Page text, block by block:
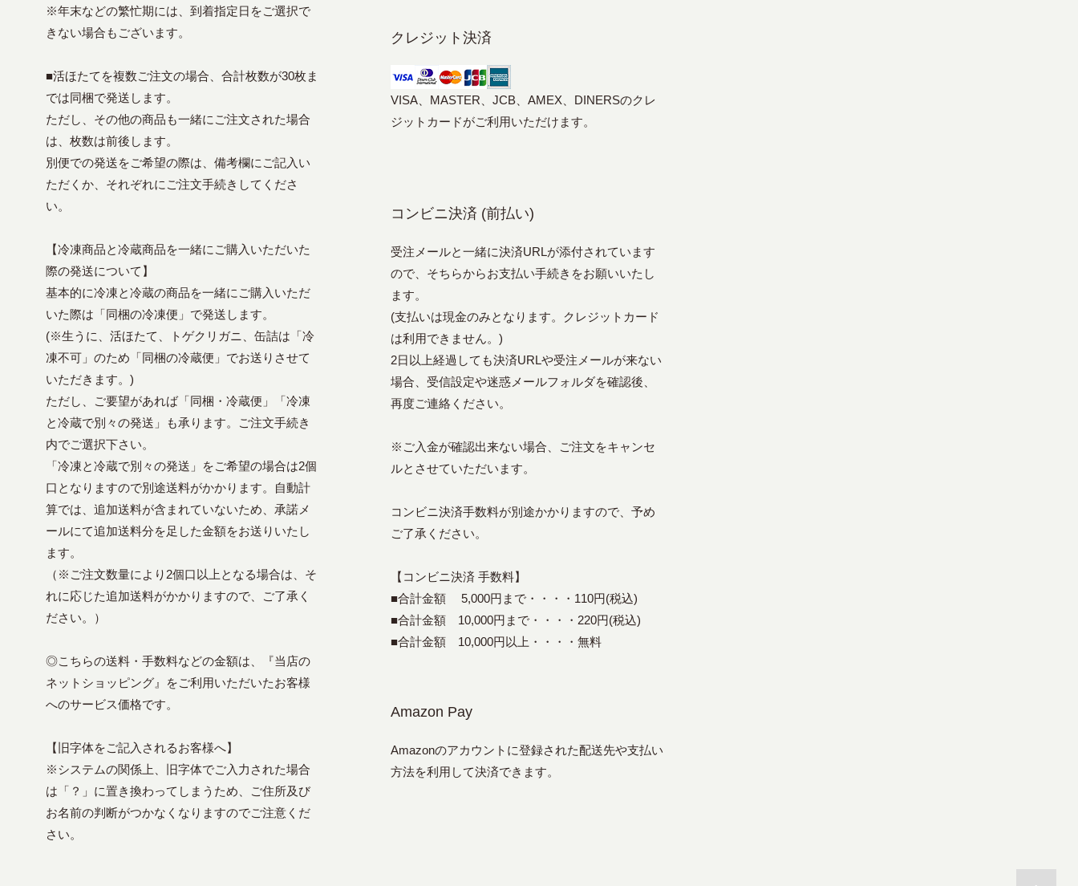
※年末などの繁忙期には、到着指定日をご選択で
きない場合もございます。
■活ほたてを複数ご注文の場合、合計枚数が30枚ま
では同梱で発送します。
ただし、その他の商品も一緒にご注文された場合
は、枚数は前後します。
別便での発送をご希望の際は、備考欄にご記入い
ただくか、それぞれにご注文手続きしてくださ
い。
【冷凍商品と冷蔵商品を一緒にご購入いただいた
際の発送について】
基本的に冷凍と冷蔵の商品を一緒にご購入いただ
いた際は「同梱の冷凍便」で発送します。
(※生うに、活ほたて、トゲクリガニ、缶詰は「冷
凍不可」のため「同梱の冷蔵便」でお送りさせて
いただきます。)
ただし、ご要望があれば「同梱・冷蔵便」「冷凍
と冷蔵で別々の発送」も承ります。ご注文手続き
内でご選択下さい。
「冷凍と冷蔵で別々の発送」をご希望の場合は2個
口となりますので別途送料がかかります。自動計
算では、追加送料が含まれていないため、承諾メ
ールにて追加送料分を足した金額をお送りいたし
ます。
（※ご注文数量により2個口以上となる場合は、そ
れに応じた追加送料がかかりますので、ご了承く
ださい。）
◎こちらの送料・手数料などの金額は、『当店の
ネットショッピング』をご利用いただいたお客様
へのサービス価格です。
【旧字体をご記入されるお客様へ】
※システムの関係上、旧字体でご入力された場合
は「？」に置き換わってしまうため、ご住所及び
お名前の判断がつかなくなりますのでご注意くだ
さい。
クレジット決済
VISA、MASTER、JCB、AMEX、DINERSのクレ
ジットカードがご利用いただけます。
コンビニ決済 (前払い)
受注メールと一緒に決済URLが添付されています
ので、そちらからお支払い手続きをお願いいたし
ます。
(支払いは現金のみとなります。クレジットカード
は利用できません。)
2日以上経過しても決済URLや受注メールが来ない
場合、受信設定や迷惑メールフォルダを確認後、
再度ご連絡ください。
※ご入金が確認出来ない場合、ご注文をキャンセ
ルとさせていただいます。
コンビニ決済手数料が別途かかりますので、予め
ご了承ください。
【コンビニ決済 手数料】
■合計金額 5,000円まで・・・・110円(税込)
■合計金額 10,000円まで・・・・220円(税込)
■合計金額 10,000円以上・・・・無料
Amazon Pay
Amazonのアカウントに登録された配送先や支払い
方法を利用して決済できます。